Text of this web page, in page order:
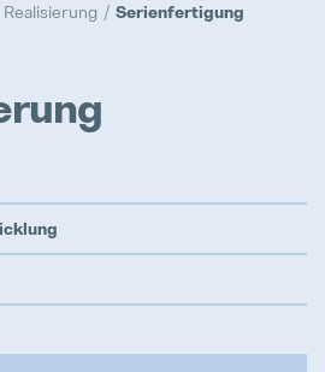
Hervorgehoben
Hervorgehoben
Maschinenbediener /
Realisierung Serienfertigung